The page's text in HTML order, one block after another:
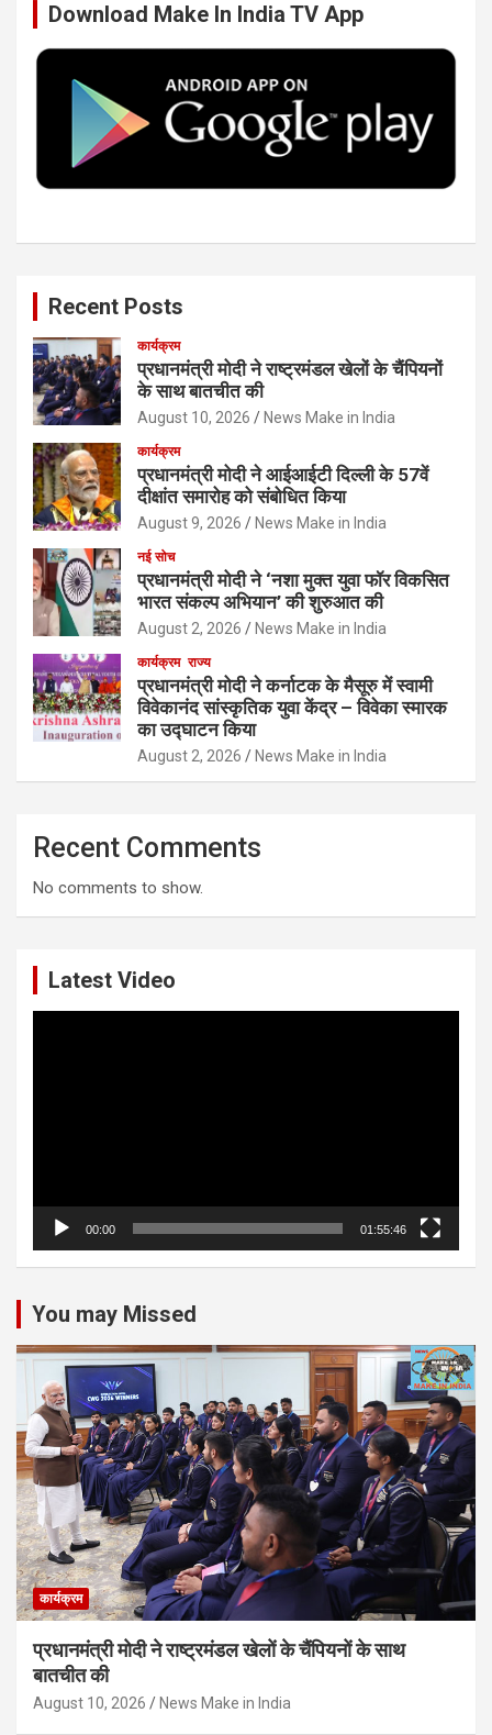
o
k
r I
n
e
Download Make In India TV App
Recent Posts
कार्यक्रम
प्रधानमंत्री मोदी ने राष्ट्रमंडल खेलों के चैंपियनों
के साथ बातचीत की
August 10, 2026 News Make in India
कार्यक्रम
प्रधानमंत्री मोदी ने आईआईटी दिल्ली के 57वें
दीक्षांत समारोह को संबोधित किया
August 9, 2026 News Make in India
नई सोच
प्रधानमंत्री मोदी ने ‘नशा मुक्त युवा फॉर विकसित
भारत संकल्प अभियान’ की शुरुआत की
August 2, 2026 News Make in India
कार्यक्रम राज्य
प्रधानमंत्री मोदी ने कर्नाटक के मैसूरु में स्वामी
विवेकानंद सांस्कृतिक युवा केंद्र – विवेका स्मारक
का उद्घाटन किया
August 2, 2026 News Make in India
Recent Comments
No comments to show.
Latest Video
00:00 01:55:46
You may Missed
कार्यक्रम
प्रधानमंत्री मोदी ने राष्ट्रमंडल खेलों के चैंपियनों के साथ
बातचीत की
August 10, 2026 News Make in India